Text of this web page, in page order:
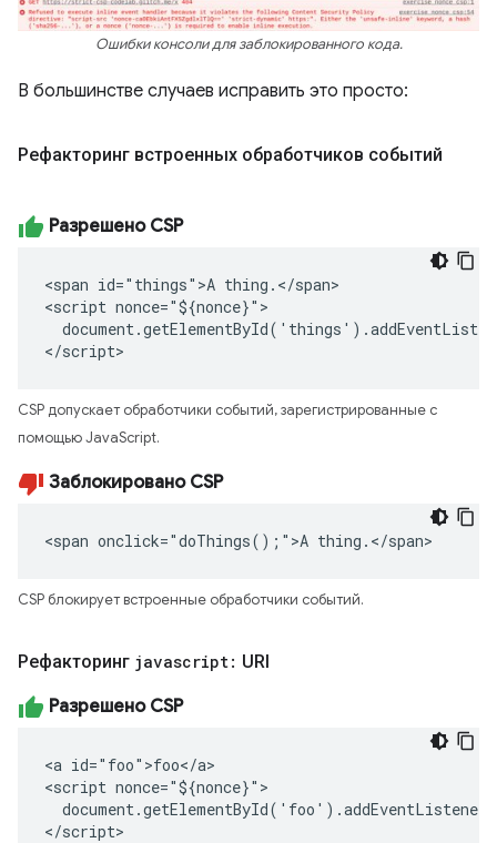
Ошибки консоли для заблокированного кода.
В большинстве случаев исправить это просто:
Рефакторинг встроенных обработчиков событий
Разрешено CSP
<span id="things">A thing.</span>
<script nonce="${nonce}">
</script>
CSP допускает обработчики событий, зарегистрированные с
помощью JavaScript.
Заблокировано CSP
<span onclick="doThings();">A thing.</span>
CSP блокирует встроенные обработчики событий.
Рефакторинг javascript: URI
Разрешено CSP
<a id="foo">foo</a>
<script nonce="${nonce}">
</script>